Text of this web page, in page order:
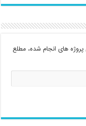
پروژه های انجام شده، مطلع